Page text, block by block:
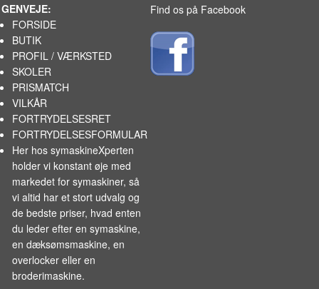
GENVEJE:
FORSIDE
BUTIK
PROFIL / VÆRKSTED
SKOLER
PRISMATCH
VILKÅR
FORTRYDELSESRET
FORTRYDELSESFORMULAR
Her hos symaskineXperten
holder vi konstant øje med
markedet forsymaskiner, så
vi altid har et stort udvalg og
de bedste priser, hvad enten
du leder efter en symaskine,
en dæksømsmaskine, en
overlocker eller en
broderimaskine.
Find os på Facebook